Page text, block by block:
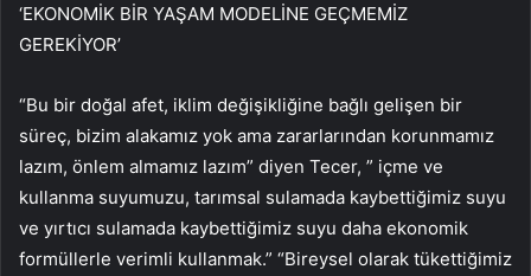
‘EKONOMİK BİR YAŞAM MODELİNE GEÇMEMİZ
GEREKİYOR’
“Bu bir doğal afet, iklim değişikliğine bağlı gelişen bir
süreç, bizim alakamız yok ama zararlarından korunmamız
lazım, önlem almamız lazım” diyen Tecer, ” içme ve
kullanma suyumuzu, tarımsal sulamada kaybettiğimiz suyu
ve yırtıcı sulamada kaybettiğimiz suyu daha ekonomik
formüllerle verimli kullanmak.” “Bireysel olarak tükettiğimiz